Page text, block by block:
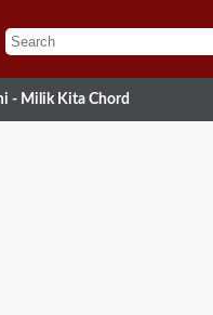
- Milik Kita Chord